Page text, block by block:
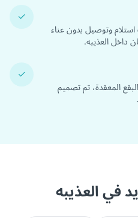
✓
وتوصيل بدون عناء
داخل العذيبه.
✓
المعقدة، تم تصميم
في العذيبه